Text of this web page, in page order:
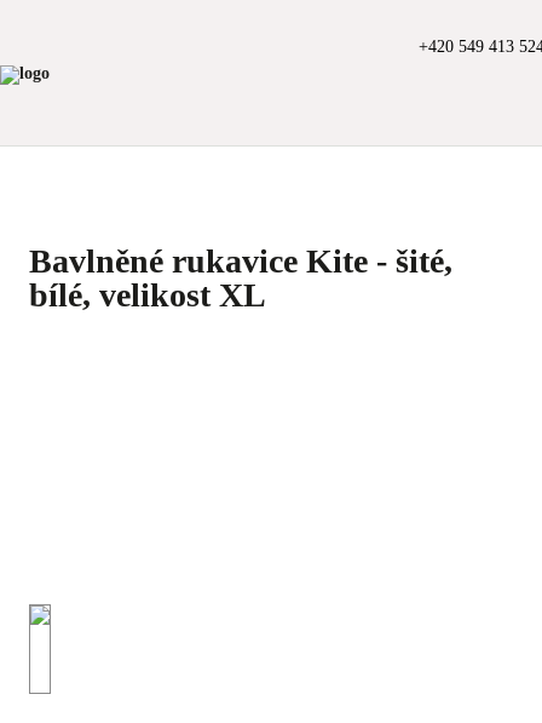
+420 549 413
Bavlněné rukavice Kite - šité,
bílé, velikost XL